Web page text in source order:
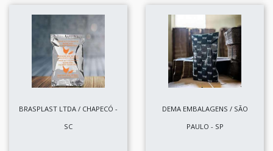
BRASPLAST LTDA / CHAPECÓ -
SC
DEMA EMBALAGENS / SÃO
PAULO - SP